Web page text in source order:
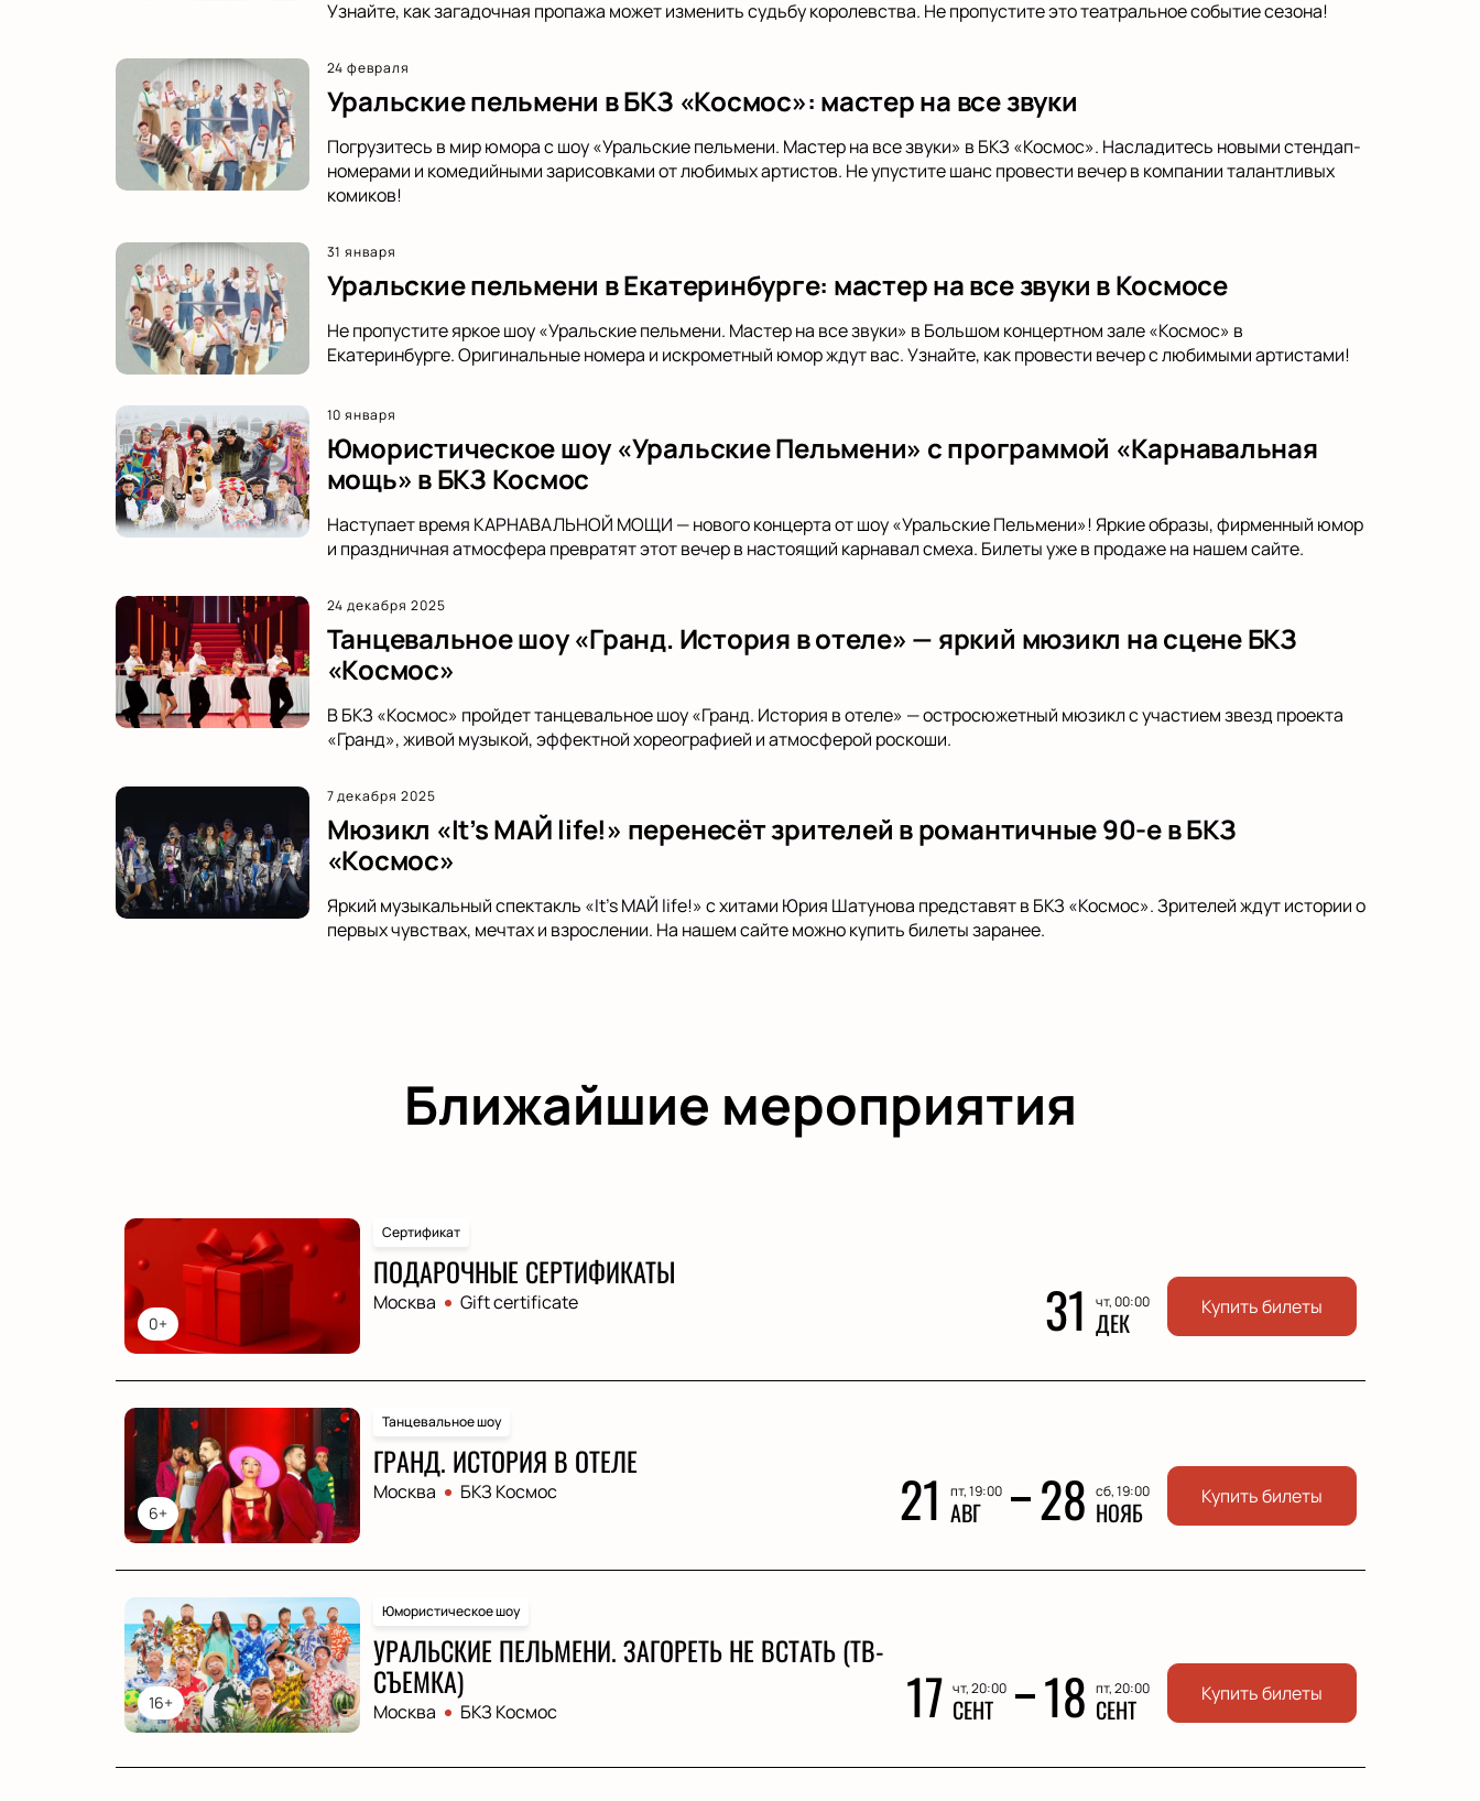
Узнайте, как загадочная пропажа может изменить судьбу королевства. Не пропустите это театральное событие сезона!
24 февраля
Уральские пельмени в БКЗ «Космос»: мастер на все звуки
Погрузитесь в мир юмора с шоу «Уральские пельмени. Мастер на все звуки» в БКЗ «Космос». Насладитесь новыми стендап-
номерами и комедийными зарисовками от любимых артистов. Не упустите шанс провести вечер в компании талантливых
комиков!
31 января
Уральские пельмени в Екатеринбурге: мастер на все звуки в Космосе
Не пропустите яркое шоу «Уральские пельмени. Мастер на все звуки» в Большом концертном зале «Космос» в
Екатеринбурге. Оригинальные номера и искрометный юмор ждут вас. Узнайте, как провести вечер с любимыми артистами!
10 января
Юмористическое шоу «Уральские Пельмени» с программой «Карнавальная
мощь» в БКЗ Космос
Наступает время КАРНАВАЛЬНОЙ МОЩИ — нового концерта от шоу «Уральские Пельмени»! Яркие образы, фирменный юмор
и праздничная атмосфера превратят этот вечер в настоящий карнавал смеха. Билеты уже в продаже на нашем сайте.
24 декабря 2025
Танцевальное шоу «Гранд. История в отеле» — яркий мюзикл на сцене БКЗ
«Космос»
В БКЗ «Космос» пройдет танцевальное шоу «Гранд. История в отеле» — остросюжетный мюзикл с участием звезд проекта
«Гранд», живой музыкой, эффектной хореографией и атмосферой роскоши.
7 декабря 2025
Мюзикл «It’s МАЙ life!» перенесёт зрителей в романтичные 90-е в БКЗ
«Космос»
Яркий музыкальный спектакль «It’s МАЙ life!» с хитами Юрия Шатунова представят в БКЗ «Космос». Зрителей ждут истории о
первых чувствах, мечтах и взрослении. На нашем сайте можно купить билеты заранее.
Ближайшие мероприятия
0+
Сертификат
ПОДАРОЧНЫЕ СЕРТИФИКАТЫ
Москва Gift certificate 31 чт, 00:00
ДЕК Купить билеты
6+
Танцевальное шоу
ГРАНД. ИСТОРИЯ В ОТЕЛЕ
Москва БКЗ Космос 21 пт, 19:00
АВГ 28 сб, 19:00
НОЯБ Купить билеты
16+
Юмористическое шоу
УРАЛЬСКИЕ ПЕЛЬМЕНИ. ЗАГОРЕТЬ НЕ ВСТАТЬ (ТВ-
СЪЕМКА)
Москва БКЗ Космос 17 чт, 20:00
СЕНТ 18 пт, 20:00
СЕНТ Купить билеты